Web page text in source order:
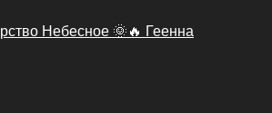
Небесное 🌞🔥 Геенна